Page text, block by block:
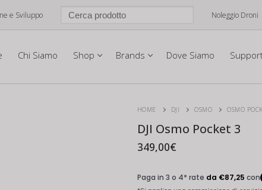
e Sviluppo Noleggio Droni
Chi Siamo Shop Brands Dove Siamo
HOME DJI OSMO OSMO
DJI Osmo Pocket 3
349,00€